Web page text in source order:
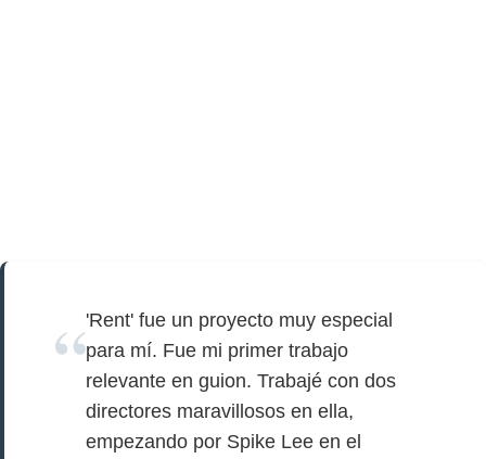
'Rent' fue un proyecto muy especial
para mí. Fue mi primer trabajo
relevante en guion. Trabajé con dos
directores maravillosos en ella,
empezando por Spike Lee en el